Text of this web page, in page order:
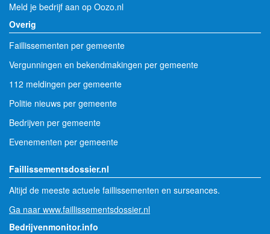
Meld je bedrijf aan op Oozo.nl
Overig
Faillissementen per gemeente
Vergunningen en bekendmakingen per gemeente
112 meldingen per gemeente
Politie nieuws per gemeente
Bedrijven per gemeente
Evenementen per gemeente
Faillissementsdossier.nl
Altijd de meeste actuele faillissementen en surseances.
Ga naar www.faillissementsdossier.nl
Bedrijvenmonitor.info